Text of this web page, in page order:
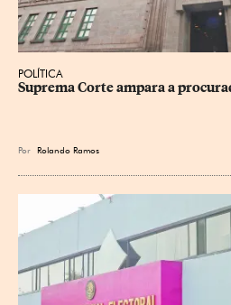
POLÍTICA
Suprema Corte ampara a
Por Rolando Ramos